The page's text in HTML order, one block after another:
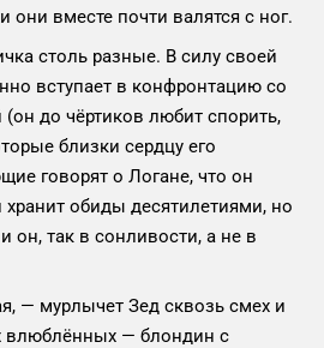
они вместе почти валятся с ног.
столь разные. В силу своей
вступает в конфронтацию со
до чёртиков любит спорить,
близки сердцу его
говорят о Логане, что он
обиды десятилетиями, но
он, так в сонливости, а не в
— мурлычет Зед сквозь смех и
влюблённых — блондин с